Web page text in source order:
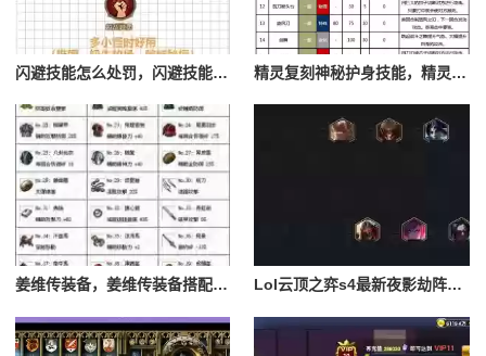
闪避技能怎么处罚，闪避技能怎么处罚队友 精灵复刻神秘护身技能，精灵复刻攻略
姜维传装备，姜维传装备搭配一览表最新 Lol云顶之弈s4最新夜影劫阵容搭配，云顶之奕夜影劫阵容